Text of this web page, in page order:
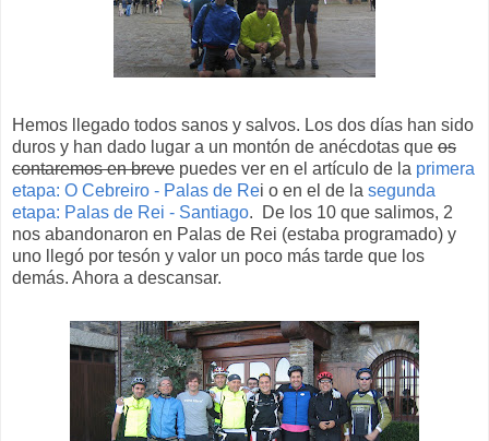
Hemos llegado todos sanos y salvos. Los dos días han sido
duros y han dado lugar a un montón de anécdotas que os
contaremos en breve puedes ver en el artículo de la primera
etapa: O Cebreiro - Palas de Rei o en el de la segunda
etapa: Palas de Rei - Santiago. De los 10 que salimos, 2
nos abandonaron en Palas de Rei (estaba programado) y
uno llegó por tesón y valor un poco más tarde que los
demás. Ahora a descansar.